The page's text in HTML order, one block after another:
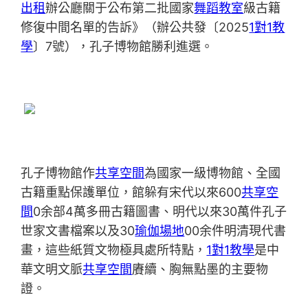
出租辦公廳關于公布第二批國家舞蹈教室級古籍
修復中間名單的告訴》（辦公共發〔20251對1教
學〕7號），孔子博物館勝利進選。
孔子博物館作共享空間為國家一級博物館、全國
古籍重點保護單位，館躲有宋代以來600共享空
間0余部4萬多冊古籍圖書、明代以來30萬件孔子
世家文書檔案以及30瑜伽場地00余件明清現代書
畫，這些紙質文物極具處所特點， 1對1教學是中
華文明文脈共享空間賡續、胸無點墨的主要物
證。